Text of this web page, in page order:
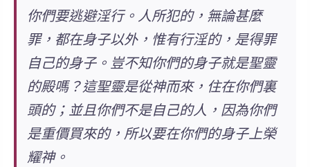
你們要逃避淫行。人所犯的，無論甚麼
罪，都在身子以外，惟有行淫的，是得罪
自己的身子。豈不知你們的身子就是聖靈
的殿嗎？這聖靈是從神而來，住在你們裏
頭的；並且你們不是自己的人， 因為你們
是重價買來的，所以要在你們的身子上榮
耀神。